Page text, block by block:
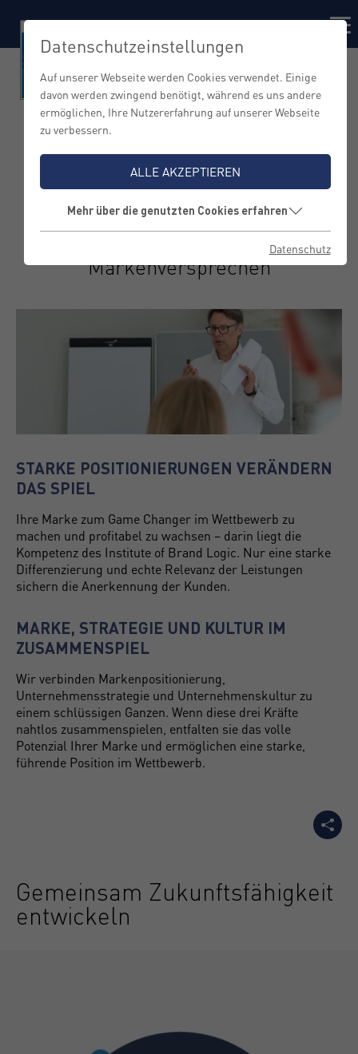
Building Leading
Brands
Marke ist Leistungsbeweis, nicht
Markenversprechen
STARKE POSITIONIERUNGEN VERÄNDERN
DAS SPIEL
Ihre Marke zum Game Changer im Wettbewerb zu
machen und profitabel zu wachsen – darin liegt die
Kompetenz des Institute of Brand Logic. Nur eine starke
Differenzierung und echte Relevanz der Leistungen
sichern die Anerkennung der Kunden.
MARKE, STRATEGIE UND KULTUR IM
ZUSAMMENSPIEL
Wir verbinden Markenpositionierung,
Unternehmensstrategie und Unternehmenskultur zu
einem schlüssigen Ganzen. Wenn diese drei Kräfte
nahtlos zusammenspielen, entfalten sie das volle
Potenzial Ihrer Marke und ermöglichen eine starke,
führende Position im Wettbewerb.
Gemeinsam Zukunftsfähigkeit
entwickeln
Datenschutzeinstellungen
Auf unserer Webseite werden Cookies verwendet. Einige
davon werden zwingend benötigt, während es uns andere
ermöglichen, Ihre Nutzererfahrung auf unserer Webseite
zu verbessern.
ALLE AKZEPTIEREN
Mehr über die genutzten Cookies erfahren
Datenschutz